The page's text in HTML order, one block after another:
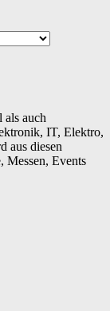
als auch
IT, Elektro,
aus diesen
Messen, Events